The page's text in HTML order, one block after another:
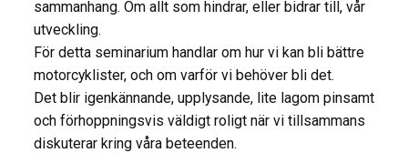
sammanhang. Om allt som hindrar, eller bidrar till, vår
utveckling.
För detta seminarium handlar om hur vi kan bli bättre
motorcyklister, och om varför vi behöver bli det.
Det blir igenkännande, upplysande, lite lagom pinsamt
och förhoppningsvis väldigt roligt när vi tillsammans
diskuterar kring våra beteenden.